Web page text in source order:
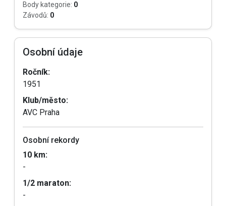
Body kategorie: 0
Závodů: 0
Osobní údaje
Ročník:
1951
Klub/město:
AVC Praha
Osobní rekordy
10 km:
-
1/2 maraton:
-